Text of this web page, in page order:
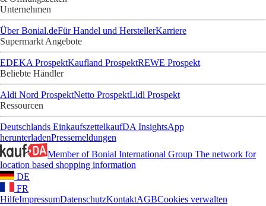
Unternehmen
Über Bonial.deFür Handel und HerstellerKarriere
Supermarkt Angebote
EDEKA ProspektKaufland ProspektREWE Prospekt
Beliebte Händler
Aldi Nord ProspektNetto ProspektLidl Prospekt
Ressourcen
Deutschlands EinkaufszettelkaufDA InsightsApp
herunterladenPressemeldungen
Member of Bonial International Group The network for
location based shopping information
DE
FR
HilfeImpressumDatenschutzKontaktAGBCookies verwalten